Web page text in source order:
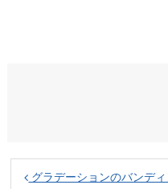
グラデーションのバンデ